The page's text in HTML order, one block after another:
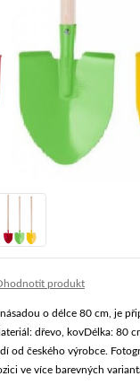
produkt
o délce 80 cm, je
dřevo, kovDélka: 80
od českého výrobce.
ve více barevných